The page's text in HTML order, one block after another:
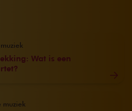
Wat is een
muziek